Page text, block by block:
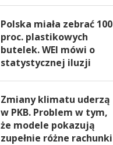
Polska miała zebrać 100
proc. plastikowych
butelek. WEI mówi o
statystycznej iluzji
Zmiany klimatu uderzą
w PKB. Problem w tym,
że modele pokazują
zupełnie różne rachunki